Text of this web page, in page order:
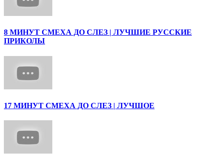
8 МИНУТ СМЕХА ДО СЛЕЗ | ЛУЧШИЕ РУССКИЕ
ПРИКОЛЫ
17 МИНУТ СМЕХА ДО СЛЕЗ | ЛУЧШОЕ